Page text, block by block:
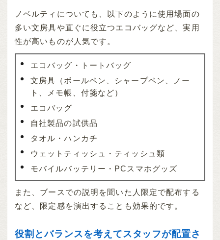
ノベルティについても、以下のように使用場面の
多い文房具や直ぐに役立つエコバッグなど、実用
性が高いものが人気です。
エコバッグ・トートバッグ
文房具（ボールペン、シャープペン、ノー
ト、メモ帳、付箋など）
エコバッグ
自社製品の試供品
タオル・ハンカチ
ウェットティッシュ・ティッシュ類
モバイルバッテリー・PCスマホグッズ
また、ブースでの説明を聞いた人限定で配布する
など、限定感を演出することも効果的です。
役割とバランスを考えてスタッフが配置さ